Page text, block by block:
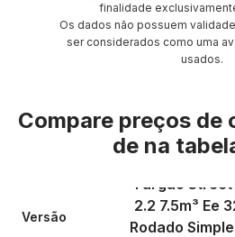
finalidade
Os dados não possuem
ser considerados como uma
usados.
Compare preços de
de na
Versão
Furgao Street
2.2 7.5m³ Ee
Rodado